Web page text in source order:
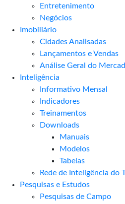
Entretenimento
Negócios
Imobiliário
Cidades Analisadas
Lançamentos e Vendas
Análise Geral do
Inteligência
Informativo Mensal​
Indicadores
Treinamentos
Downloads
Manuais
Modelos
Tabelas
Rede de Inteligência do
Pesquisas e Estudos
Pesquisas de Campo